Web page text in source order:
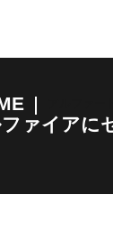
ァイアに